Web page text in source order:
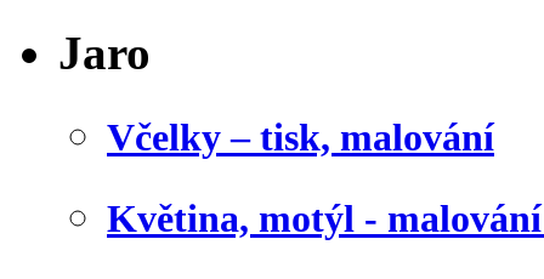
Jaro
Včelky – tisk, malování
Květina, motýl -